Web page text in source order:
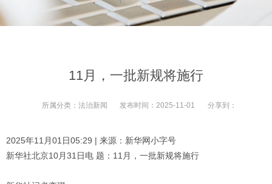
11月，一批新规将施行
所属分类： 法治新闻 发布时间： 2025-11-01 分享到：
2025年11月01日05:29 | 来源：新华网小字号
新华社北京10月31日电 题：11月，一批新规将施行